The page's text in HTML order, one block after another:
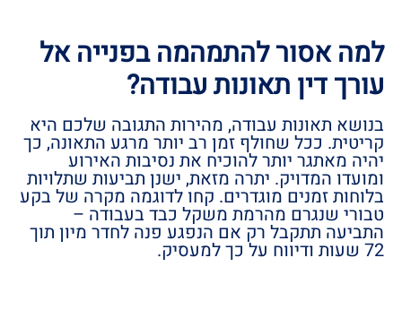
למה אסור להתמהמה בפנייה אל
עורך דין תאונות עבודה?
בנושא תאונות עבודה, מהירות התגובה שלכם היא
קריטית. ככל שחולף זמן רב יותר מרגע התאונה, כך
יהיה מאתגר יותר להוכיח את נסיבות האירוע
ומועדו המדויק. יתרה מזאת, ישנן תביעות שתלויות
בלוחות זמנים מוגדרים. קחו לדוגמה מקרה של בקע
טבורי שנגרם מהרמת משקל כבד בעבודה –
התביעה תתקבל רק אם הנפגע פנה לחדר מיון תוך
72 שעות ודיווח על כך למעסיק.